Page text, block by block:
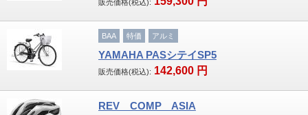
ペダル
タイヤ・チューブ
ケミカル製品
販売価格(税込):
BAA 特価 アルミ
YAMAHA PASシテイSP5
販売価格(税込): 142,600 円
REV COMP ASIA